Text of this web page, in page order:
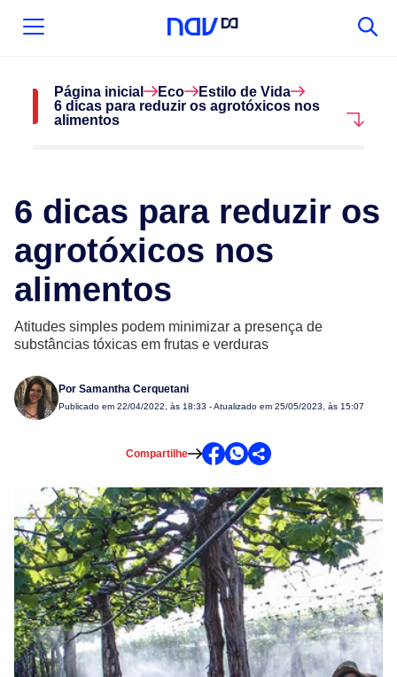
Página inicial Eco
Estilo de Vida
6 dicas para reduzir os agrotóxicos nos
alimentos
6 dicas para reduzir os
agrotóxicos nos
alimentos
Atitudes simples podem minimizar a presença de
substâncias tóxicas em frutas e verduras
Por Samantha Cerquetani
Publicado em 22/04/2022, às 18:33 - Atualizado em 25/05/2023, às 15:07
Compartilhe